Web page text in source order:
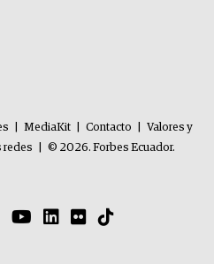
MediaKit Contacto
Valores y
redes
© 2026. Forbes Ecuador.